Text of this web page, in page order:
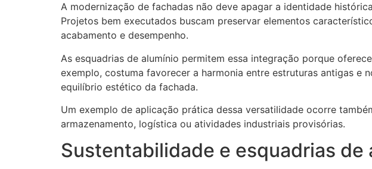
A modernização de fachadas não deve apagar a identidade
Projetos bem executados buscam preservar elementos
acabamento e desempenho.
As esquadrias de alumínio permitem essa integração porque
exemplo, costuma favorecer a harmonia entre estruturas antigas e
equilíbrio estético da fachada.
Um exemplo de aplicação prática dessa versatilidade ocorre
armazenamento, logística ou atividades industriais provisórias.
Sustentabilidade e esquadrias de